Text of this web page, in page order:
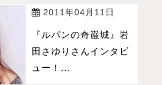
2011年04月11日
『ルパンの奇巌城』岩
田さゆりさんインタビ
ュー！...